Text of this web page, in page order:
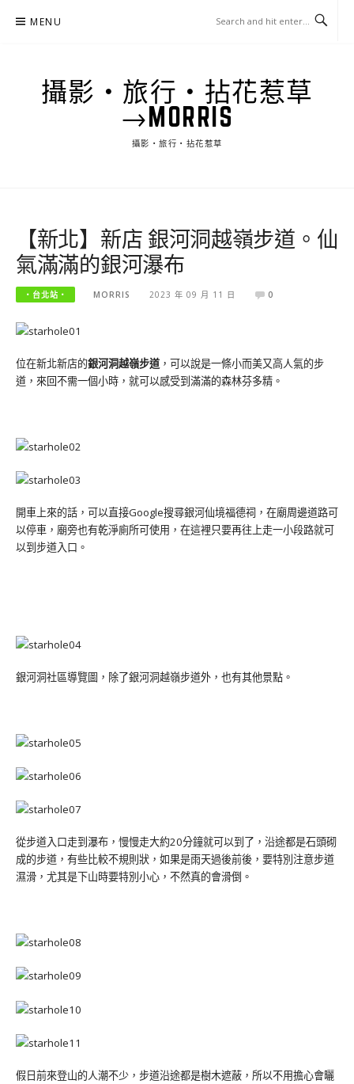
MENU
攝影‧旅行‧拈花惹草
→MORRIS
攝影‧旅行‧拈花惹草
【新北】新店 銀河洞越嶺步道。仙
氣滿滿的銀河瀑布
‧台北站‧ MORRIS 2023 年 09 月 11 日 0
位在新北新店的銀河洞越嶺步道 ，可以說是一條小而美又高人氣的步
道，來回不需一個小時，就可以感受到滿滿的森林芬多精。
開車上來的話，可以直接Google搜尋銀河仙境福德祠，在廟周邊道路可
以停車，廟旁也有乾淨廁所可使用，在這裡只要再往上走一小段路就可
以到步道入口。
銀河洞社區導覽圖，除了銀河洞越嶺步道外，也有其他景點。
從步道入口走到瀑布，慢慢走大約20分鐘就可以到了，沿途都是石頭砌
成的步道，有些比較不規則狀，如果是雨天過後前後，要特別注意步道
濕滑，尤其是下山時要特別小心，不然真的會滑倒。
假日前來登山的人潮不少，步道沿途都是樹木遮蔽，所以不用擔心會曬